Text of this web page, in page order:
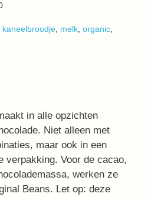
kaneelbroodje melk organic
in alle opzichten
Niet alleen met
maar ook in een
verpakking. Voor de cacao,
werken ze
Beans. Let op: deze